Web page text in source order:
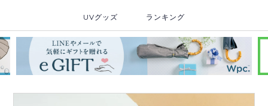
UVグッズ ランキング